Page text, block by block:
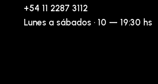
+54 11 2287 3112
Lunes a sábados · 10 — 19:30 hs